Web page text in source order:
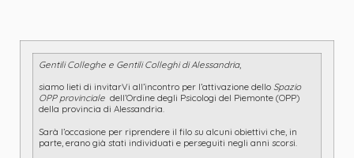
Gentili Colleghe e Gentili Colleghi di Alessandria,
siamo lieti di invitarVi all’incontro per l’attivazione dello Spazio
OPP provinciale dell’Ordine degli Psicologi del Piemonte (OPP)
della provincia di Alessandria.
Sarà l’occasione per riprendere il filo su alcuni obiettivi che, in
parte, erano già stati individuati e perseguiti negli anni scorsi.